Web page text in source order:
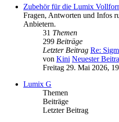
Zubehör für die Lumix
Fragen, Antworten und Infos
Anbietern.
31 Themen
299 Beiträge
Letzter Beitrag Re:
von Kini Neuester
Freitag 29. Mai 2026,
Lumix G
Themen
Beiträge
Letzter Beitrag